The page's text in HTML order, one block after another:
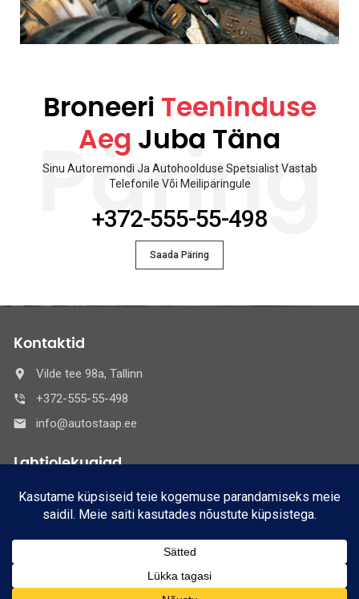
Päring
Broneeri Teeninduse
Aeg Juba Täna
Sinu Autoremondi Ja Autohoolduse Spetsialist Vastab
Telefonile Või Meilipäringule
+372-555-55-498
Saada Päring
Kontaktid
Vilde tee 98a, Tallinn
+372-555-55-498
info@autostaap.ee
Lahtiolekuajad
E-R8:30 - 17:30
Nädalavahetused:Suletud
© 2021 Autostaaap OÜ,
Kõik õigused kaitstud